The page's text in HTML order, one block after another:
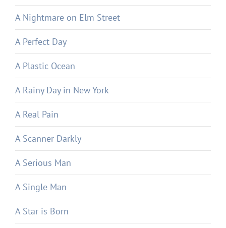
A Nightmare on Elm Street
A Perfect Day
A Plastic Ocean
A Rainy Day in New York
A Real Pain
A Scanner Darkly
A Serious Man
A Single Man
A Star is Born